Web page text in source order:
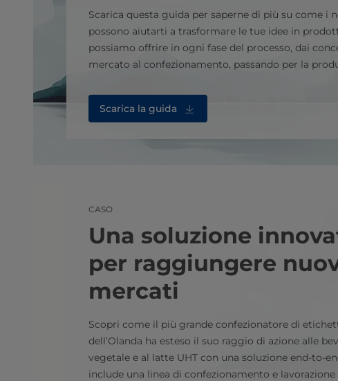
Scarica questa guida per saperne di più su come i
possono aiutarti a trasformare le tue idee in
possiamo offrire in ogni fase del processo, dai
mercato al confezionamento, passando per la
Scarica la guida
CASO
Una soluzione
per raggiungere
mercati
Scopri come il più grande confezionatore di
dell’Olanda ha esteso il suo raggio di azione alle
vegetale e al latte UHT con una soluzione end-to-
include una linea di confezionamento e